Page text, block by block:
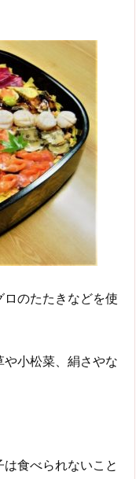
のたたきなどを使
小松菜、絹さやな
食べられないこと